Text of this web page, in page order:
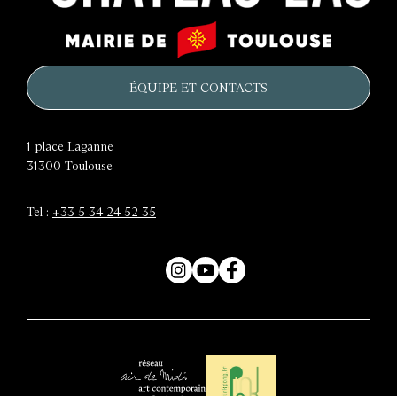
château
d'eau
Mairie
de
ÉQUIPE ET CONTACTS
1 place Laganne
31300 Toulouse
Tel : +33 5 34 24 52 35
Instagram
YouTubeFacebook